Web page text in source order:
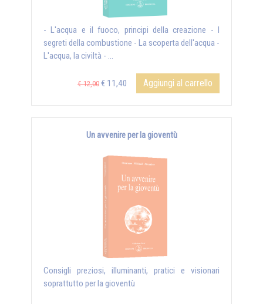
- L'acqua e il fuoco, principi della creazione - I
segreti della combustione - La scoperta dell'acqua -
L'acqua, la civiltà - ...
€ 12,00 € 11,40 Aggiungi al carrello
Un avvenire per la gioventù
Consigli preziosi, illuminanti, pratici e visionari
soprattutto per la gioventù